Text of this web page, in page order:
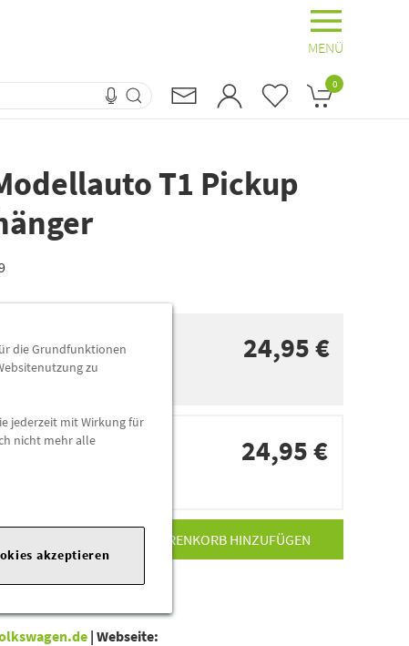
MENÜ
0
T1 Pickup
24,95 €
24,95 €
ZUM WARENKORB HINZUFÜGEN
| Webseite:
die Grundfunktionen
zu
jederzeit mit Wirkung für
nicht mehr alle
akzeptieren